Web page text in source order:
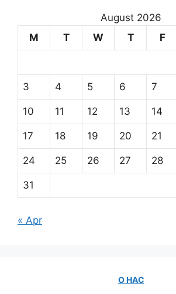
August 2026
M
T W T F
3 4 5 6 7
10 11 12 13 14
17 18 19 20 21
24 25 26 27 28
31
« Apr
О НАС